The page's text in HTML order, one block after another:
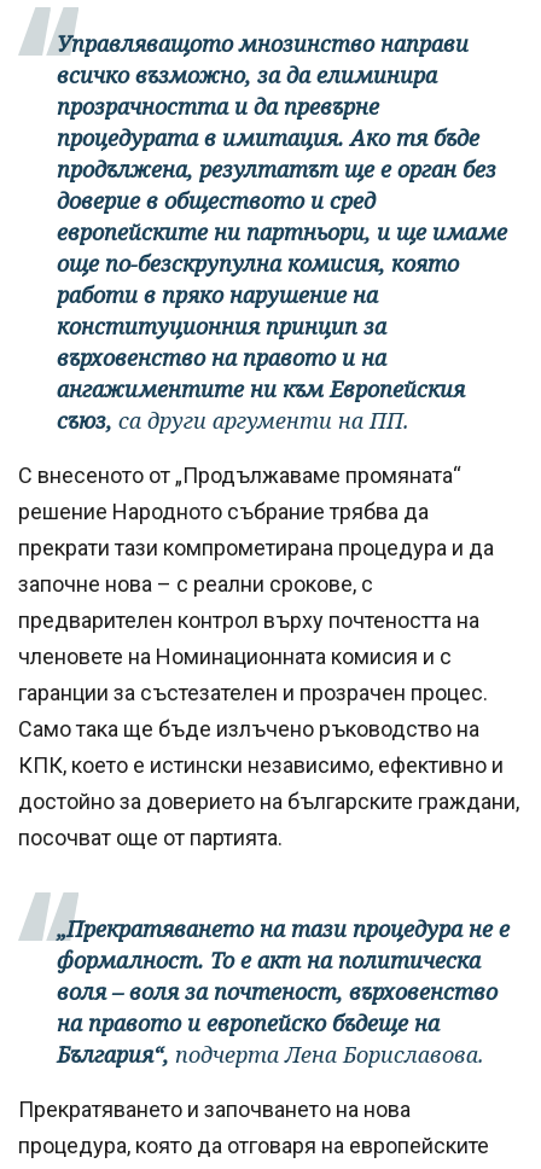
Управляващото мнозинство направи
всичко възможно, за да елиминира
прозрачността и да превърне
процедурата в имитация. Ако тя бъде
продължена, резултатът ще е орган без
доверие в обществото и сред
европейските ни партньори, и ще имаме
още по-безскрупулна комисия, която
работи в пряко нарушение на
конституционния принцип за
върховенство на правото и на
ангажиментите ни към Европейския
съюз, са други аргументи на ПП.
С внесеното от „Продължаваме промяната“
решение Народното събрание трябва да
прекрати тази компрометирана процедура и да
започне нова – с реални срокове, с
предварителен контрол върху почтеността на
членовете на Номинационната комисия и с
гаранции за състезателен и прозрачен процес.
Само така ще бъде излъчено ръководство на
КПК, което е истински независимо, ефективно и
достойно за доверието на българските граждани,
посочват още от партията.
„Прекратяването на тази процедура не е
формалност. То е акт на политическа
воля – воля за почтеност, върховенство
на правото и европейско бъдеще на
България“, подчерта Лена Бориславова.
Прекратяването и започването на нова
процедура, която да отговаря на европейските